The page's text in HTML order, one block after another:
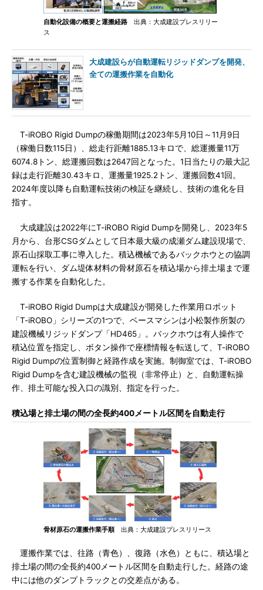
自動化設備の概要と運搬経路 出典：大成建設プレスリリー
ス
大成建設らが自動運転リジッドダンプを開発、
全ての運搬作業を自動化
T-iROBO Rigid Dumpの稼働期間は2023年5月10日～11月9日
（稼働日数115日）、総走行距離1885.13キロで、総運搬量11万
6074.8トン、総運搬回数は2647回となった。1日当たりの最大記
録は走行距離30.43キロ、運搬量1925.2トン、運搬回数41回。
2024年度以降も自動運転技術の検証を継続し、技術の進化を目
指す。
大成建設は2022年にT-iROBO Rigid Dumpを開発し、2023年5
月から、台形CSGダムとして日本最大級の成瀬ダム建設現場で、
原石山採取工事に導入した。積込機械であるバックホウとの協調
運転を行い、ダム堤体材料の骨材原石を積込場から排土場まで運
搬する作業を自動化した。
T-iROBO Rigid Dumpは大成建設が開発した作業用ロボット
「T-iROBO」シリーズの1つで、ベースマシンは小松製作所製の
建設機械リジッドダンプ「HD465」。バックホウは有人操作で
積込位置を指定し、ボタン操作で座標情報を転送して、T-iROBO
Rigid Dumpの位置制御と経路作成を実施。制御室では、T-iROBO
Rigid Dumpを含む建設機械の監視（非常停止）と、自動運転操
作、排土可能な投入口の識別、指定を行った。
積込場と排土場の間の全長約400メートル区間を自動走行
骨材原石の運搬作業手順 出典：大成建設プレスリリース
運搬作業では、往路（青色）、復路（水色）ともに、積込場と
排土場の間の全長約400メートル区間を自動走行した。経路の途
中には他のダンプトラックとの交差点がある。